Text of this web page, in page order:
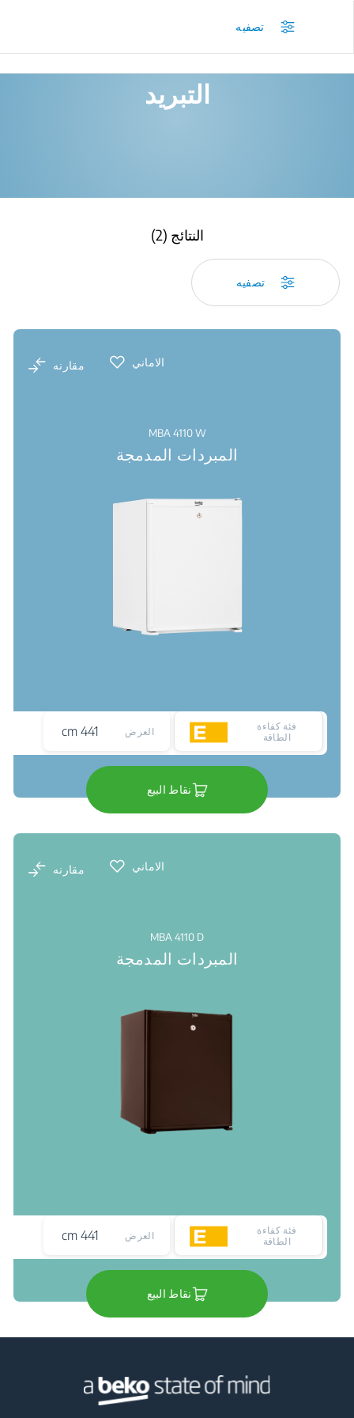
التبريد
النتائج (2)
تصفيه
الاماني مقارنه
MBA 4110 W
المبردات المدمجة
فئة كفاءة
الطاقة
العرض 441 cm
نقاط البيع
الاماني مقارنه
MBA 4110 D
المبردات المدمجة
فئة كفاءة
الطاقة
العرض 441 cm
نقاط البيع
تصفيه